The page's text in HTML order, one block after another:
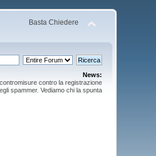
Basta Chiedere
News:
contro la registrazione
spammer. Vediamo chi la spunta